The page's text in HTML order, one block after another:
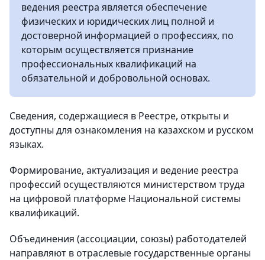
ведения реестра является обеспечение
физических и юридических лиц полной и
достоверной информацией о профессиях, по
которым осуществляется признание
профессиональных квалификаций на
обязательной и добровольной основах.
Сведения, содержащиеся в Реестре, открыты и
доступны для ознакомления на казахском и русском
языках.
Формирование, актуализация и ведение реестра
профессий осуществляются министерством труда
на цифровой платформе Национальной системы
квалификаций.
Объединения (ассоциации, союзы) работодателей
направляют в отраслевые государственные органы